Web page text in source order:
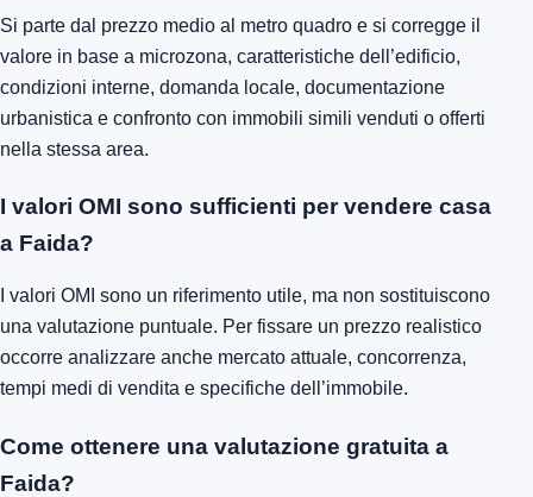
Si parte dal prezzo medio al metro quadro e si corregge il
valore in base a microzona, caratteristiche dell’edificio,
condizioni interne, domanda locale, documentazione
urbanistica e confronto con immobili simili venduti o offerti
nella stessa area.
I valori OMI sono sufficienti per vendere casa
a Faida?
I valori OMI sono un riferimento utile, ma non sostituiscono
una valutazione puntuale. Per fissare un prezzo realistico
occorre analizzare anche mercato attuale, concorrenza,
tempi medi di vendita e specifiche dell’immobile.
Come ottenere una valutazione gratuita a
Faida?